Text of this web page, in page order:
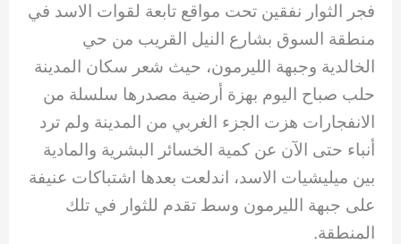
فجر الثوار نفقين تحت مواقع تابعة لقوات الاسد في
منطقة السوق بشارع النيل القريب من حي
الخالدية وجبهة الليرمون، حيث شعر سكان المدينة
حلب صباح اليوم بهزة أرضية مصدرها سلسلة من
الانفجارات هزت الجزء الغربي من المدينة ولم ترد
أنباء حتى الآن عن كمية الخسائر البشرية والمادية
بين ميليشيات الاسد، اندلعت بعدها اشتباكات عنيفة
على جبهة الليرمون وسط تقدم للثوار في تلك
المنطقة.